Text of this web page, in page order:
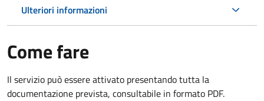
Ulteriori informazioni
Come fare
Il servizio può essere attivato presentando tutta la
documentazione prevista, consultabile in formato PDF.